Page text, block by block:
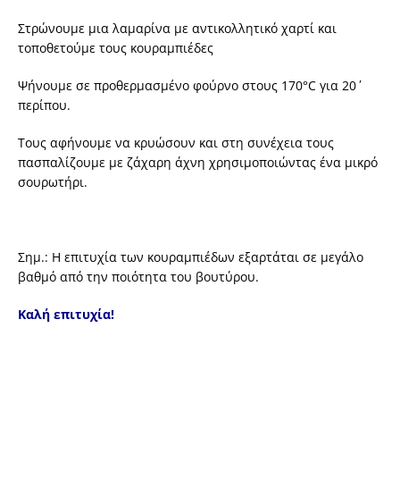
Στρώνουμε μια λαμαρίνα με αντικολλητικό χαρτί και
τοποθετούμε τους κουραμπιέδες
Ψήνουμε σε προθερμασμένο φούρνο στους 170°C για 20΄
περίπου.
Τους αφήνουμε να κρυώσουν και στη συνέχεια τους
πασπαλίζουμε με ζάχαρη άχνη χρησιμοποιώντας ένα μικρό
σουρωτήρι.
Σημ.: Η επιτυχία των κουραμπιέδων εξαρτάται σε μεγάλο
βαθμό από την ποιότητα του βουτύρου.
Καλή επιτυχία!